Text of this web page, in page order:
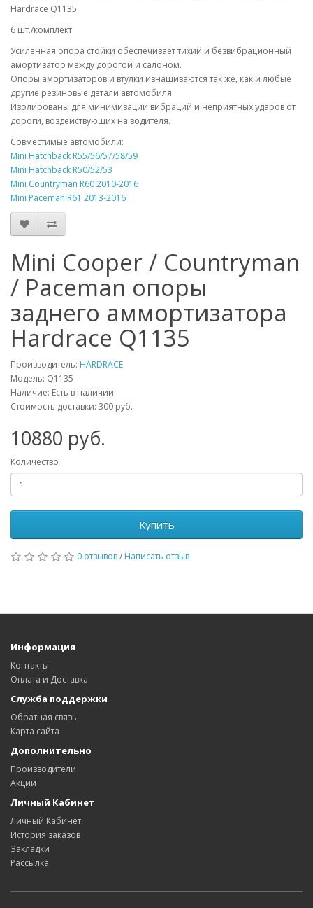
Hardrace Q1135
6 шт./комплект
Усиленная опора стойки обеспечивает тихий и безвибрационный
амортизатор между дорогой и салоном.
Опоры амортизаторов и втулки изнашиваются так же, как и любые
другие резиновые детали автомобиля.
Изолированы для минимизации вибраций и неприятных ударов от
дороги, воздействующих на водителя.
Совместимые автомобили:
Mini Hatchback R55/56/57/58/59
Mini Hatchback R50/52/53
Mini Countryman R60 2010-2016
Mini Paceman R61 2013-2016
Mini Cooper / Countryman
/ Paceman опоры
заднего аммортизатора
Hardrace Q1135
Производитель: HARDRACE
Модель: Q1135
Наличие: Есть в наличии
Стоимость доставки: 300 руб.
10880 руб.
Количество
Купить
0 отзывов/ Написать отзыв
Информация
Контакты
Оплата и Доставка
Служба поддержки
Обратная связь
Карта сайта
Дополнительно
Производители
Акции
Личный Кабинет
Личный Кабинет
История заказов
Закладки
Рассылка